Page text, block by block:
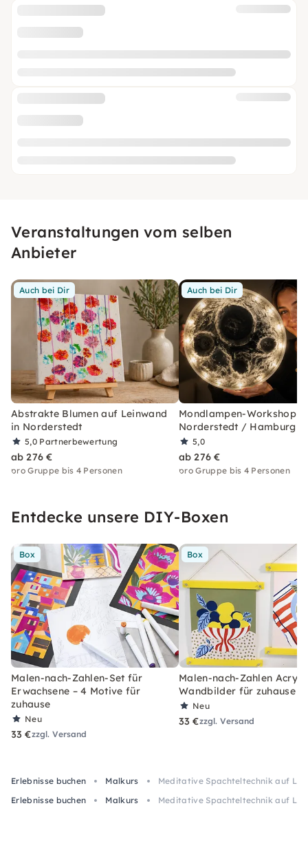
Veranstaltungen vom selben
Anbieter
Auch bei Dir
Abstrakte Blumen auf Leinwand
in Norderstedt
5,0 Partnerbewertung
ab 276 €
pro Gruppe bis 4 Personen
Auch bei Dir
Mondlampen-Workshop in
Norderstedt / Hamburg
5,0
ab 276 €
pro Gruppe bis 4 Personen
Entdecke unsere DIY-Boxen
Box
Malen-nach-Zahlen-Set für
Erwachsene – 4 Motive für
zuhause
Neu
33 €zzgl. Versand
Box
Malen-nach-Zahlen Acryl-
Wandbilder für zuhause
Neu
33 €zzgl. Versand
Erlebnisse buchen Malkurs
Meditative Spachteltechnik auf
Erlebnisse buchen
Malkurs Meditative Spachteltechnik auf